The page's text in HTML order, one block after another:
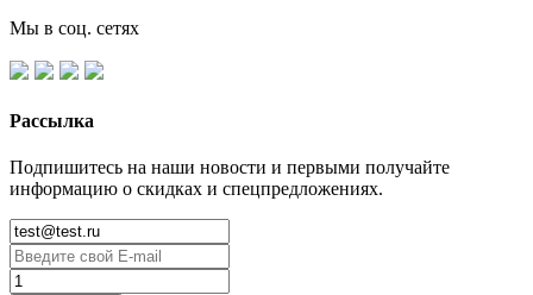
Мы в соц. сетях
Рассылка
Подпишитесь на наши новости и первыми получайте
информацию о скидках и спецпредложениях.